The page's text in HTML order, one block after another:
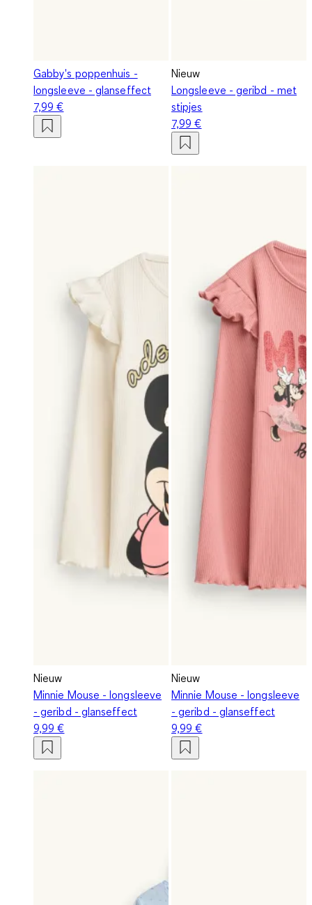
Gabby's poppenhuis -
longsleeve - glanseffect
7,99 €
Nieuw
Longsleeve - geribd - met
stipjes
7,99 €
Nieuw
Minnie Mouse - longsleeve
- geribd - glanseffect
9,99 €
Nieuw
Minnie Mouse - longsleeve
- geribd - glanseffect
9,99 €